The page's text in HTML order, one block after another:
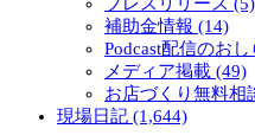
プレスリリース (5)
補助金情報 (14)
Podcast配信のお
メディア掲載 (49)
お店づくり無料相
現場日記 (1,644)